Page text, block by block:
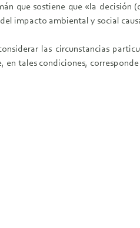
que sostiene que «la
impacto ambiental y social
las circunstancias
tales condiciones,